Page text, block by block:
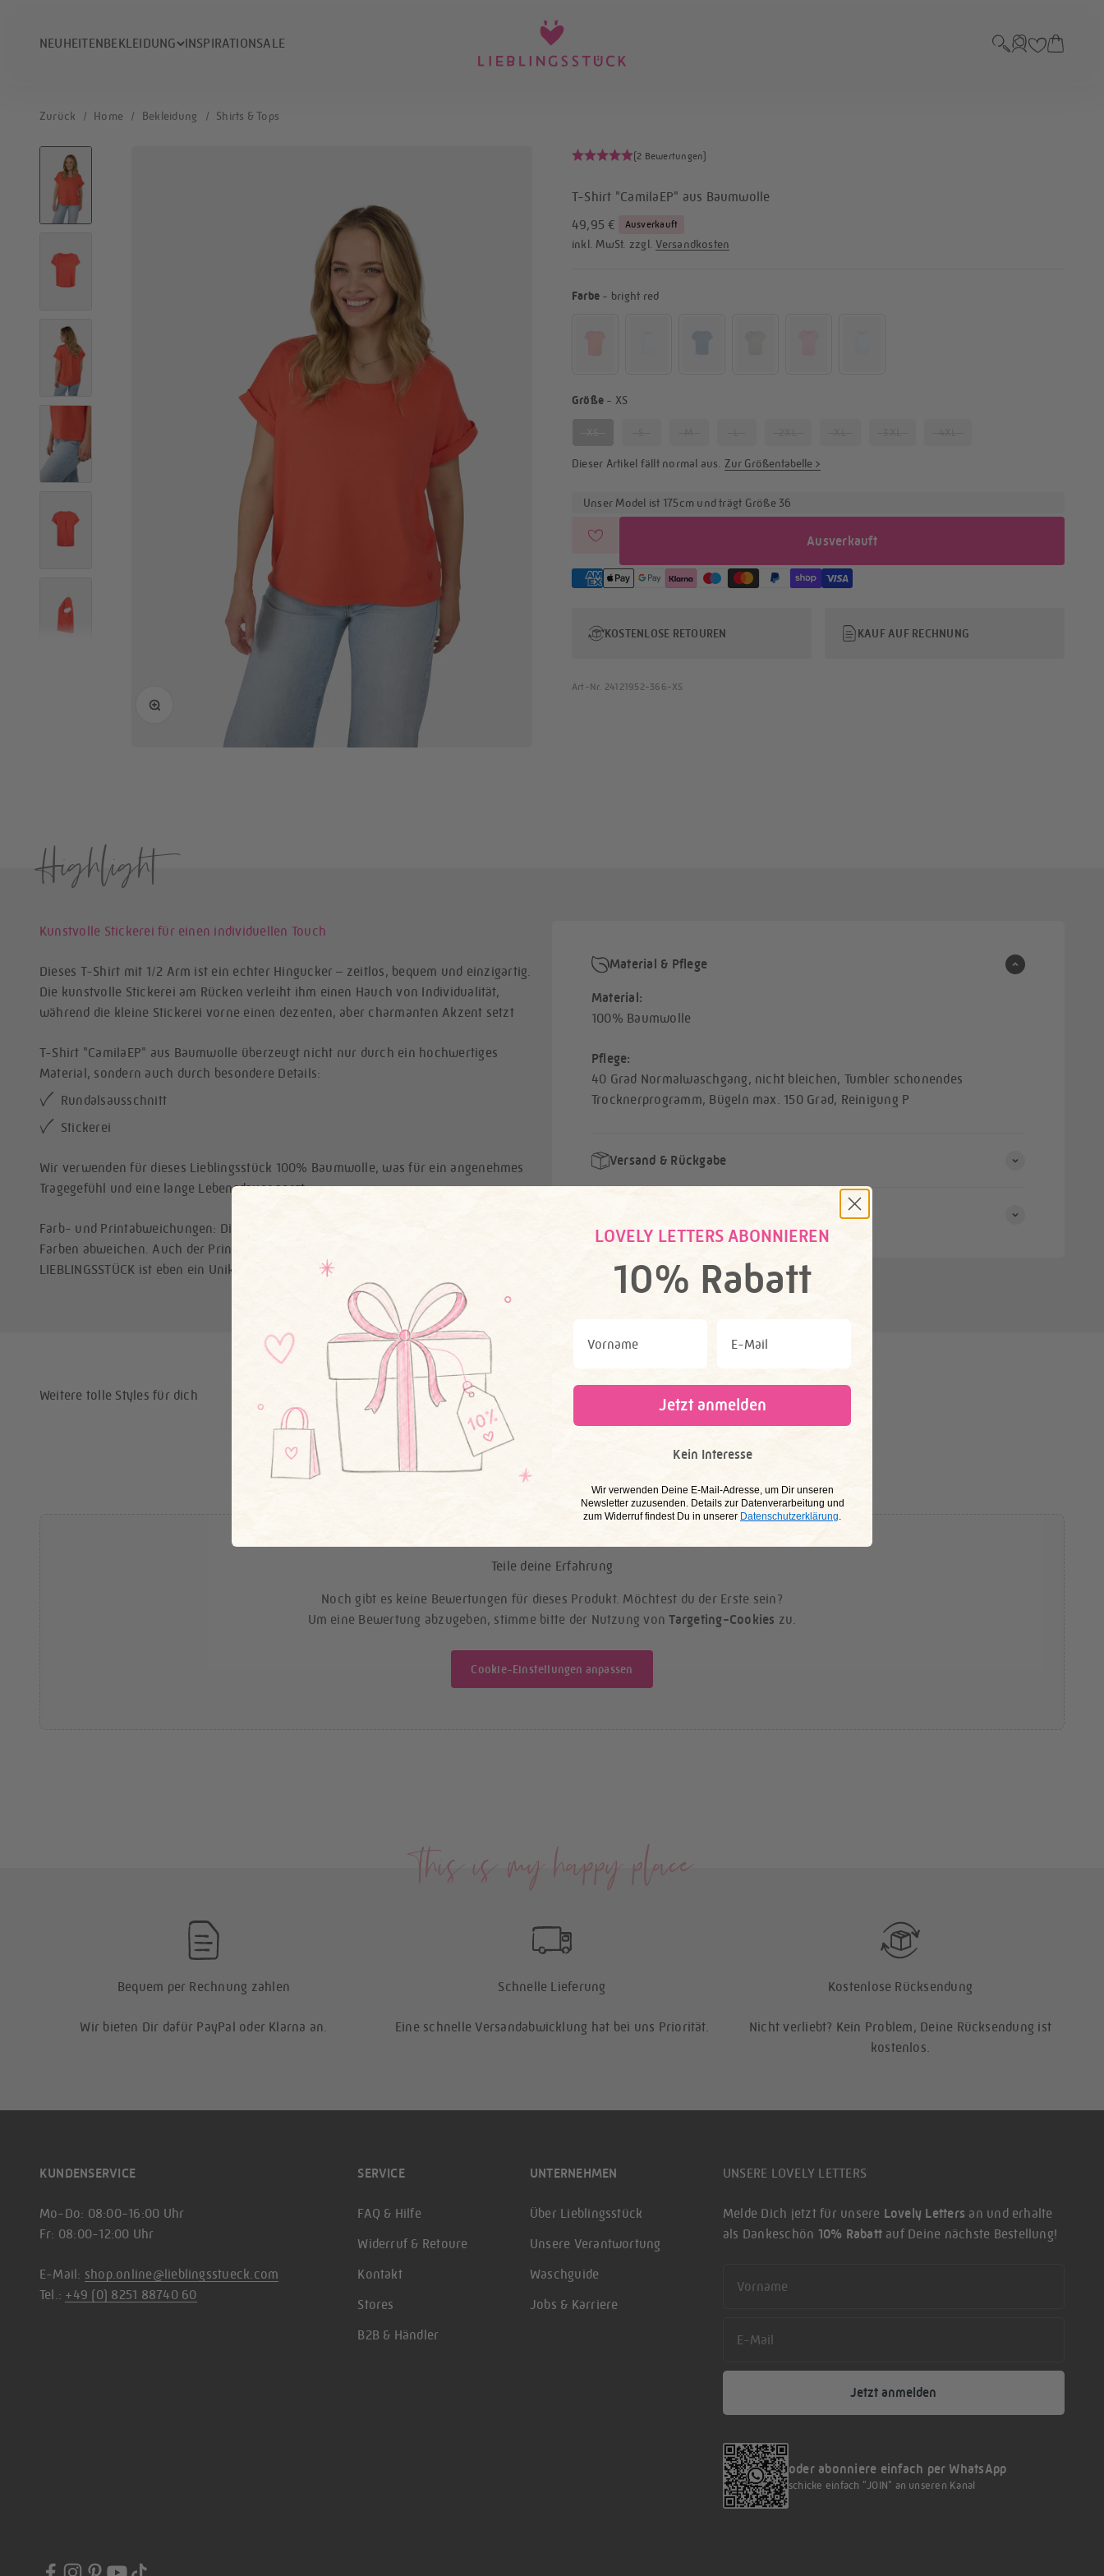
NEUHEITENBEKLEIDUNG INSPIRATIONSALE
LIEBLINGSSTÜCK
SucheAnmelden
Zurück / Home / Bekleidung / Shirts & Tops
(2 Bewertungen)
T-Shirt "CamilaEP" aus Baumwolle
Angebot
49,95 € Ausverkauft
inkl. MwSt. zzgl.Versandkosten
Farbe - bright redFarbe
Größe - XSGröße
Dieser Artikel fällt normal aus. Zur Größentabelle >
Unser Model ist 175cm und trägt Größe 36
Ausverkauft
KOSTENLOSE RETOUREN KAUF AUF RECHNUNG
Art-Nr. 24121952-366-XS
Highlight
Kunstvolle Stickerei für einen individuellen Touch
Dieses T-Shirt mit 1/2 Arm ist ein echter Hingucker – zeitlos, bequem und einzigartig.
Die kunstvolle Stickerei am Rücken verleiht ihm einen Hauch von Individualität,
während die kleine Stickerei vorne einen dezenten, aber charmanten Akzent setzt
T-Shirt "CamilaEP" aus Baumwolle überzeugt nicht nur durch ein hochwertiges
Material, sondern auch durch besondere Details:
Rundalsausschnitt
Stickerei
Wir verwenden für dieses Lieblingsstück 100% Baumwolle, was für ein angenehmes
Tragegefühl und eine lange Lebensdauer sorgt.
Farb- und Printabweichungen: Die Farben, die Du siehst, können leicht von den echten
Farben abweichen. Auch der Print kann je nach Zuschnitt leicht variieren – jedes
LIEBLINGSSTÜCK ist eben ein Unikat. Aber wir versprechen Dir: Du wirst es lieben!
Material & Pflege
Material:
100% Baumwolle
Pflege:
40 Grad Normalwaschgang, nicht bleichen, Tumbler schonendes
Trocknerprogramm, Bügeln max. 150 Grad, Reinigung P
Versand & Rückgabe
Weitere tolle Styles für dich
Teile deine Erfahrung
Noch gibt es keine Bewertungen für dieses Produkt. Möchtest du der Erste sein?
Um eine Bewertung abzugeben, stimme bitte der Nutzung vonTargeting-Cookies zu.
Cookie-Einstellungen anpassen
This is my happy place
Bequem per Rechnung zahlen
Wir bieten Dir dafür PayPal oder Klarna an.
Schnelle Lieferung
Eine schnelle Versandabwicklung hat bei uns Priorität.
Kostenlose Rücksendung
Nicht verliebt? Kein Problem, Deine Rücksendung ist
kostenlos.
KUNDENSERVICE
Mo-Do: 08:00-16:00 Uhr
Fr: 08:00-12:00 Uhr
E-Mail: shop.online@lieblingsstueck.com
Tel.: +49 (0) 8251 88740 60
SERVICE
FAQ & Hilfe
Widerruf & Retoure
Kontakt
Stores
B2B & Händler
UNTERNEHMEN
Über Lieblingsstück
Unsere Verantwortung
Waschguide
Jobs & Karriere
UNSERE LOVELY LETTERS
Melde Dich jetzt für unsere Lovely Letters an und erhalte
als Dankeschön 10% Rabatt auf Deine nächste Bestellung!
Jetzt anmelden
oder abonniere einfach per WhatsApp
schicke einfach "JOIN" an unseren Kanal
LOVELY LETTERS ABONNIEREN
10% Rabatt
Jetzt anmelden
Kein Interesse
​Wir verwenden Deine E-Mail-Adresse, um Dir unseren
Newsletter zuzusenden. Details zur Datenverarbeitung und
zum Widerruf findest Du in unserer Datenschutzerklärung.